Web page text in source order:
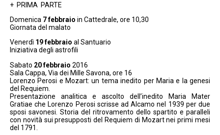
+ PRIMA PARTE
Domenica 7 febbraio in Cattedrale, ore 10,30
Giornata del malato
Venerdì 19 febbraio al Santuario
Iniziativa degli astrofili
Sabato 20 febbraio 2016
Sala Cappa, Via dei Mille Savona, ore 16
Lorenzo Perosi e Mozart: un tema inedito per Maria e la genesi
del Requiem.
Presentazione analitica e ascolto dell’inedito Maria Mater
Gratiae che Lorenzo Perosi scrisse ad Alcamo nel 1939 per due
sposi savonesi. Storia del ritrovamento dello spartito e paralleli
con novità sui presupposti del Requiem di Mozart nei primi mesi
del 1791.